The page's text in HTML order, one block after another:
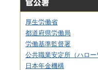
厚生労働省
都道府県労働局
労働基準監督署
公共職業安定所（ハロ
日本年金機構